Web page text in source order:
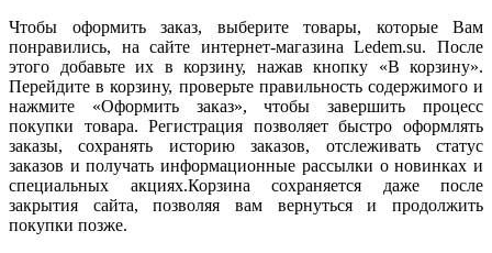
Чтобы оформить заказ, выберите товары, которые Вам
понравились, на сайте интернет-магазина Ledem.su. После
этого добавьте их в корзину, нажав кнопку «В корзину».
Перейдите в корзину, проверьте правильность содержимого и
нажмите «Оформить заказ», чтобы завершить процесс
покупки товара. Регистрация позволяет быстро оформлять
заказы, сохранять историю заказов, отслеживать статус
заказов и получать информационные рассылки о новинках и
специальных акциях.Корзина сохраняется даже после
закрытия сайта, позволяя вам вернуться и продолжить
покупки позже.